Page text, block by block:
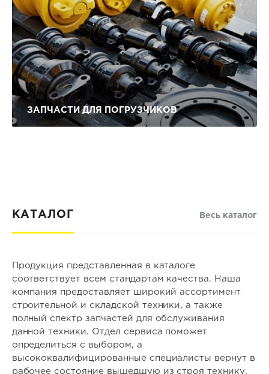
ЗАПЧАСТИ ДЛЯ ПОГРУЗЧИКОВ
КАТАЛОГ Весь каталог
Продукция представленная в каталоге
соответствует всем стандартам качества. Наша
компания предоставляет широкий ассортимент
строительной и складской техники, а также
полный спектр запчастей для обслуживания
данной техники. Отдел сервиса поможет
определиться с выбором, а
высококвалифицированные специалисты вернут в
рабочее состояние вышедшую из строя технику.